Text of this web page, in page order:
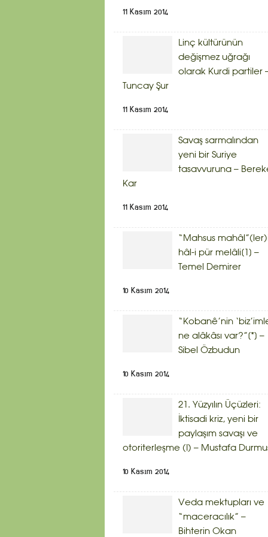
11 Kasım 2014
Linç kültürünün
değişmez uğrağı
olarak Kurdi partiler
Tuncay Şur
11 Kasım 2014
Savaş sarmalından
yeni bir Suriye
tasavvuruna –
Kar
11 Kasım 2014
“Mahsus
hâl-i pür melâli[1] –
Temel Demirer
10 Kasım 2014
“Kobanê’nin
ne alâkâsı var?”[*] –
Sibel Özbudun
10 Kasım 2014
21. Yüzyılın Üçüzleri:
İktisadi kriz, yeni bir
paylaşım savaşı ve
otoriterleşme (I) – Mustafa
10 Kasım 2014
Veda mektupları ve
“maceracılık” –
Bihterin Okan